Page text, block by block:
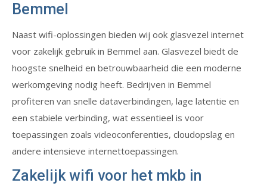
Bemmel
Naast wifi-oplossingen bieden wij ook glasvezel internet
voor zakelijk gebruik in Bemmel aan. Glasvezel biedt de
hoogste snelheid en betrouwbaarheid die een moderne
werkomgeving nodig heeft. Bedrijven in Bemmel
profiteren van snelle dataverbindingen, lage latentie en
een stabiele verbinding, wat essentieel is voor
toepassingen zoals videoconferenties, cloudopslag en
andere intensieve internettoepassingen.
Zakelijk wifi voor het mkb in